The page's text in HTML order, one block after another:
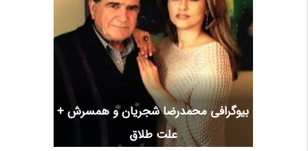
بیوگرافی محمدرضا شجریان و همسرش +
علت طلاق